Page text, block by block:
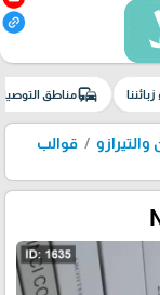
زبائننا commuteمناطق
قوالب